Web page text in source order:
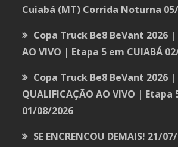
Cuiabá (MT) Corrida Noturna
Copa Truck Be8 BeVant 2026
AO VIVO | Etapa 5 em CUIABÁ
Copa Truck Be8 BeVant 2026 |
QUALIFICAÇÃO AO VIVO | Etapa
01/08/2026
SE ENCRENCOU DEMAIS! 21/